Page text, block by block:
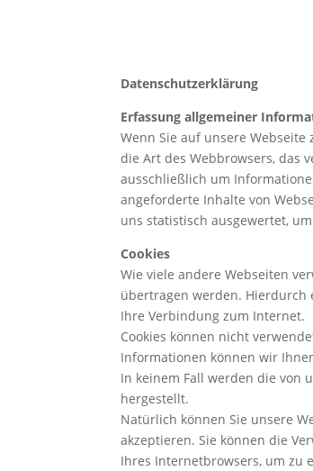
Datenschutzerklärung
Erfassung allgemeiner
Wenn Sie auf unsere
die Art des Webbrowsers, das
ausschließlich um
angeforderte Inhalte von
uns statistisch ausgewertet,
Cookies
Wie viele andere Webseiten
übertragen werden. Hierdurch
Ihre Verbindung zum Internet.
Cookies können nicht
Informationen können wir
In keinem Fall werden die von
hergestellt.
Natürlich können Sie unsere
akzeptieren. Sie können die
Ihres Internetbrowsers, um zu